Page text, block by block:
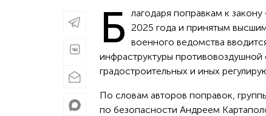
Б лагодаря поправкам к
2025 года и принятым
военного ведомства
инфраструктуры
градостроительных и иных
По словам авторов поправок,
по безопасности Андреем